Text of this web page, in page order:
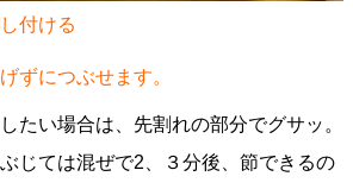
付ける
ずにつぶせます。
たい場合は、先割れの部分でグサッ。
じては混ぜで2、３分後、節できるの